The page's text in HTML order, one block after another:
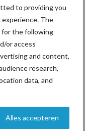
to providing you
The
for the following
or access
and content,
research,
data, and
Alles accepteren
nieuws
in krimpende